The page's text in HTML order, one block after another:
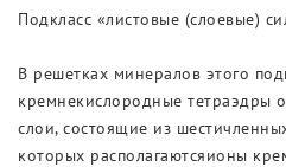
Подкласс «листовые (слоевые)
В решетках минералов этого
кремнекислородные тетраэдры
слои, состоящие из
которых располагаютсяионы